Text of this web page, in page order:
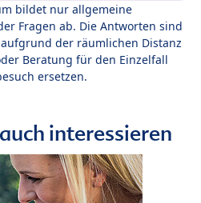
bildet nur allgemeine
Fragen ab. Die Antworten sind
der räumlichen Distanz
Beratung für den Einzelfall
ersetzen.
interessieren